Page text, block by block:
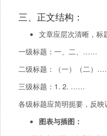
三、 正文结构：
文章应层次清晰，标
一级标题：一、二、 ……
二级标题：（一）（二）
三级标题： 1. 2. ……
各级标题应简明扼要，反
图表与插图：